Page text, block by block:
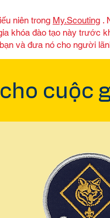
niên trong My.Scouting .
khóa đào tạo này
và đưa nó cho người
cuộc